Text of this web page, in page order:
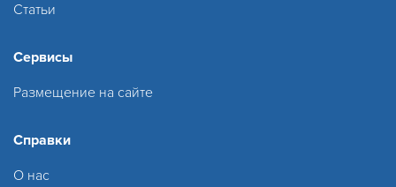
Статьи
Сервисы
Размещение на сайте
Справки
О нас